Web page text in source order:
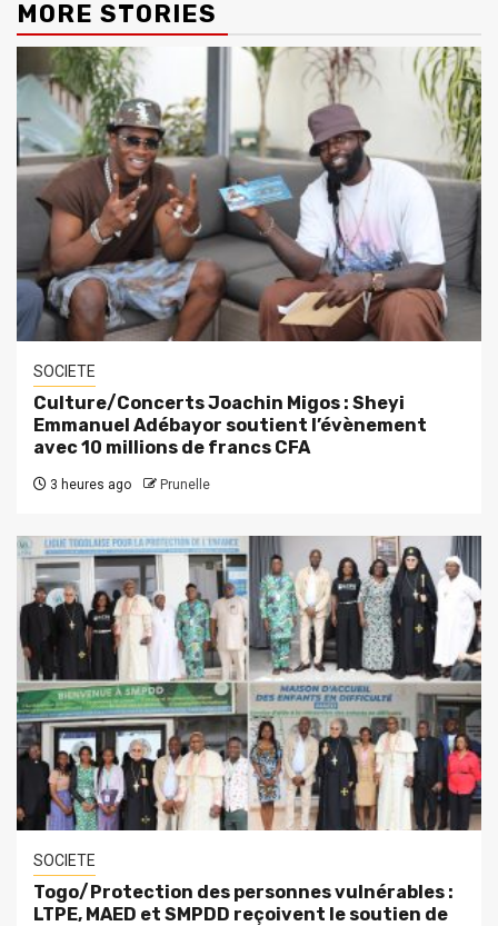
MORE STORIES
SOCIETE
Culture/Concerts Joachin Migos : Sheyi
Emmanuel Adébayor soutient l’évènement
avec 10 millions de francs CFA
3 heures ago Prunelle
SOCIETE
Togo/Protection des personnes vulnérables :
LTPE, MAED et SMPDD reçoivent le soutien de